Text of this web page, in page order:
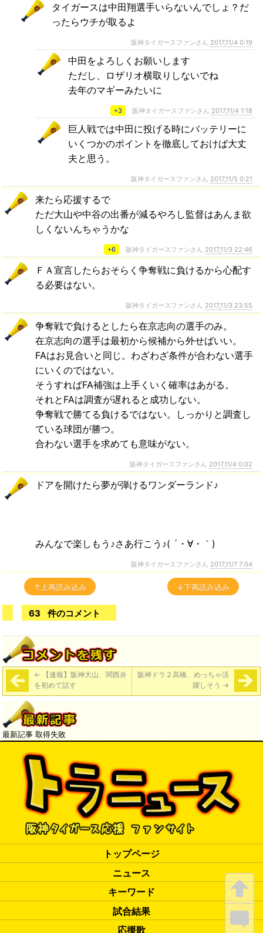
タイガースは中田翔選手いらないんでしょ？だ
ったらウチが取るよ
阪神タイガースファンさん 2017,11/4 0:19
中田をよろしくお願いします
ただし、ロザリオ横取りしないでね
去年のマギーみたいに
+3 阪神タイガースファンさん 2017,11/4 1:18
巨人戦では中田に投げる時にバッテリーに
いくつかのポイントを徹底しておけば大丈
夫と思う。
阪神タイガースファンさん 2017,11/5 0:21
来たら応援するで
ただ大山や中谷の出番が減るやろし監督はあんま欲
しくないんちゃうかな
+6 阪神タイガースファンさん 2017,11/3 22:46
ＦＡ宣言したらおそらく争奪戦に負けるから心配す
る必要はない。
阪神タイガースファンさん 2017,11/3 23:55
争奪戦で負けるとしたら在京志向の選手のみ。
在京志向の選手は最初から候補から外せばいい。
FAはお見合いと同じ。わざわざ条件が合わない選手
にいくのではない。
そうすればFA補強は上手くいく確率はあがる。
それとFAは調査が遅れると成功しない。
争奪戦で勝てる負けるではない。しっかりと調査し
ている球団が勝つ。
合わない選手を求めても意味がない。
阪神タイガースファンさん 2017,11/4 0:02
ドアを開けたら夢が弾けるワンダーランド♪
みんなで楽しもう♪さあ行こう♪( ´・∀・｀)
阪神タイガースファンさん 2017,11/7 7:04
↑上再読み込み ↓下再読み込み
63 件のコメント
← 【速報】阪神大山、関西弁
を初めて話す
阪神ドラ２高橋、めっちゃ活
躍しそう →
最新記事 取得失敗
トップページ
ニュース
キーワード
試合結果
応援歌